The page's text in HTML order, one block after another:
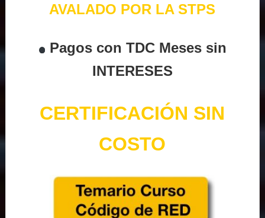
AVALADO POR LA STPS
Pagos con TDC Meses sin
INTERESES
CERTIFICACIÓN SIN
COSTO